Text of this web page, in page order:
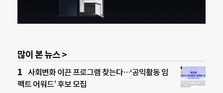
많이 본 뉴스 >
사회변화 이끈 프로그램 찾는다…‘공익활동 임
팩트 어워드’ 후보 모집